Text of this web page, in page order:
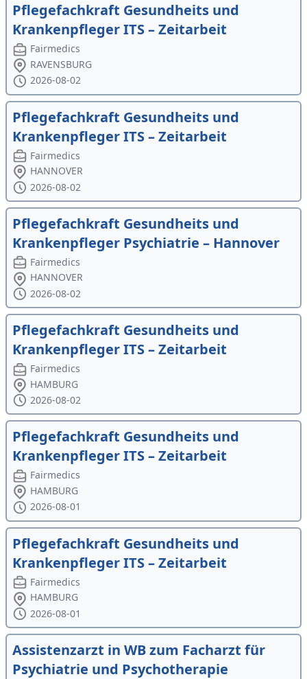
Pflegefachkraft Gesundheits und
Krankenpfleger ITS – Zeitarbeit
Fairmedics
RAVENSBURG
2026-08-02
Pflegefachkraft Gesundheits und
Krankenpfleger ITS – Zeitarbeit
Fairmedics
HANNOVER
2026-08-02
Pflegefachkraft Gesundheits und
Krankenpfleger Psychiatrie – Hannover
Fairmedics
HANNOVER
2026-08-02
Pflegefachkraft Gesundheits und
Krankenpfleger ITS – Zeitarbeit
Fairmedics
HAMBURG
2026-08-02
Pflegefachkraft Gesundheits und
Krankenpfleger ITS – Zeitarbeit
Fairmedics
HAMBURG
2026-08-01
Pflegefachkraft Gesundheits und
Krankenpfleger ITS – Zeitarbeit
Fairmedics
HAMBURG
2026-08-01
Assistenzarzt in WB zum Facharzt für
Psychiatrie und Psychotherapie